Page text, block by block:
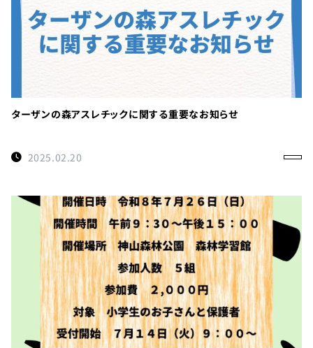
ターザンの森アスレチックに関する重要なお知らせ
2025.02.20